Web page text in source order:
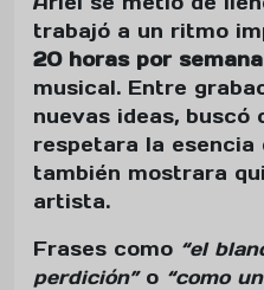
trabajó a un ritmo
20 horas por semana
musical. Entre
nuevas ideas, buscó
respetara la esencia
también mostrara
artista.
Frases como “el
perdición”o “como